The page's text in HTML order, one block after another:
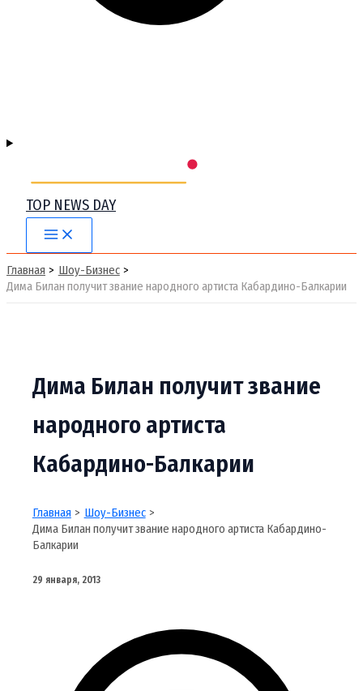
TOP NEWS DAY
Main
Menu
Главная
Шоу-Бизнес
Дима Билан получит звание народного артиста Кабардино-Балкарии
Дима Билан получит звание
народного артиста
Кабардино-Балкарии
Главная
Шоу-Бизнес
Дима Билан получит звание народного артиста Кабардино-
Балкарии
29 января, 2013